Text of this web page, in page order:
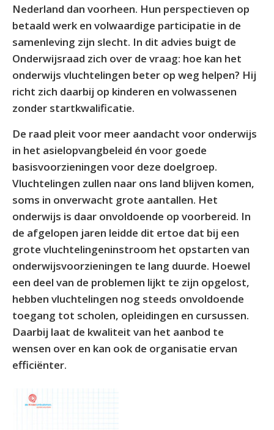
Nederland dan voorheen. Hun perspectieven op
betaald werk en volwaardige participatie in de
samenleving zijn slecht. In dit advies buigt de
Onderwijsraad zich over de vraag: hoe kan het
onderwijs vluchtelingen beter op weg helpen? Hij
richt zich daarbij op kinderen en volwassenen
zonder startkwalificatie.
De raad pleit voor meer aandacht voor onderwijs
in het asielopvangbeleid én voor goede
basisvoorzieningen voor deze doelgroep.
Vluchtelingen zullen naar ons land blijven komen,
soms in onverwacht grote aantallen. Het
onderwijs is daar onvoldoende op voorbereid. In
de afgelopen jaren leidde dit ertoe dat bij een
grote vluchtelingeninstroom het opstarten van
onderwijsvoorzieningen te lang duurde. Hoewel
een deel van de problemen lijkt te zijn opgelost,
hebben vluchtelingen nog steeds onvoldoende
toegang tot scholen, opleidingen en cursussen.
Daarbij laat de kwaliteit van het aanbod te
wensen over en kan ook de organisatie ervan
efficiënter.